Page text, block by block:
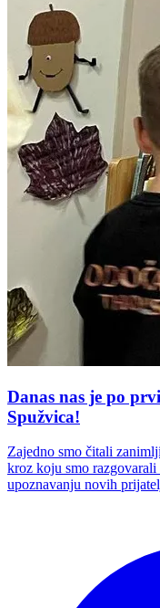
Danas nas je po
Spužvica!
Zajedno smo čitali
kroz koju smo
upoznavanju novih